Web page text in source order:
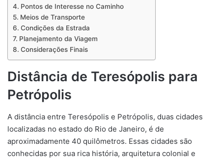
Pontos de Interesse no Caminho
Meios de Transporte
Condições da Estrada
Planejamento da Viagem
Considerações Finais
Distância de Teresópolis para
Petrópolis
A distância entre Teresópolis e Petrópolis, duas cidades
localizadas no estado do Rio de Janeiro, é de
aproximadamente 40 quilômetros. Essas cidades são
conhecidas por sua rica história, arquitetura colonial e